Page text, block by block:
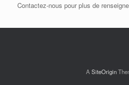
Contactez-nous pour plus de
A SiteOrigin